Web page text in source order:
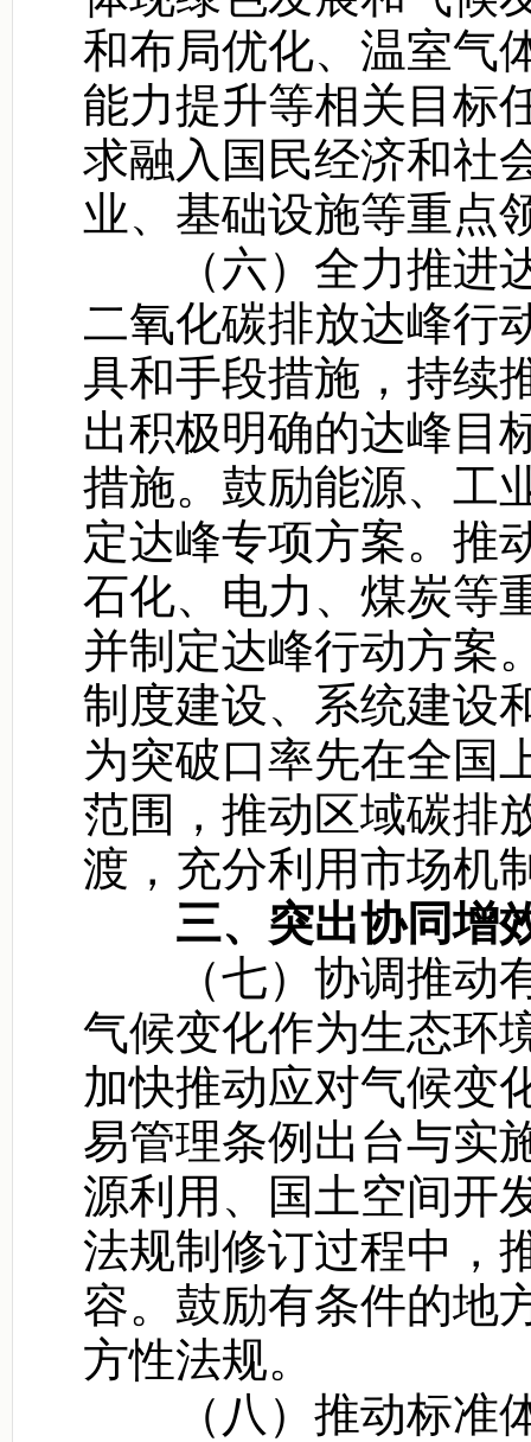
和布局优化、温室气
能力提升等相关目标
求融入国民经济和社
业、基础设施等重点
（六）全力推进达
二氧化碳排放达峰行
具和手段措施，持续
出积极明确的达峰目
措施。鼓励能源、工
定达峰专项方案。推
石化、电力、煤炭等
并制定达峰行动方案
制度建设、系统建设
为突破口率先在全国
范围，推动区域碳排
渡，充分利用市场机
三、突出协同增
（七）协调推动有
气候变化作为生态环
加快推动应对气候变
易管理条例出台与实
源利用、国土空间开
法规制修订过程中，
容。鼓励有条件的地
方性法规。
（八）推动标准体